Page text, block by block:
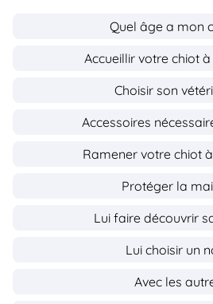
Quel âge a mon
Accueillir votre chiot
Choisir son
Accessoires
Ramener votre chiot
Protéger la
Lui faire découvrir
Lui choisir un
Avec les